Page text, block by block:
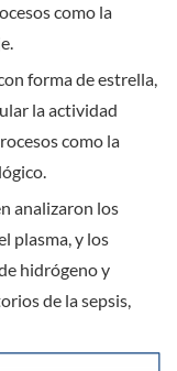
como la
forma de estrella,
la actividad
como la
analizaron los
plasma, y los
hidrógeno y
de la sepsis,